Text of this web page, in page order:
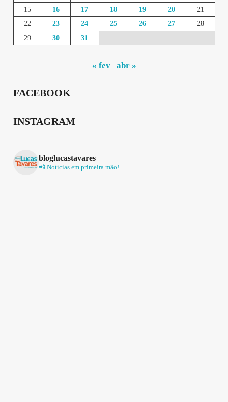
15
16 17 18 19 20
21
22
23 24 25 26 27
28
29
30 31
« fev abr »
FACEBOOK
INSTAGRAM
bloglucastavares
📲 Notícias em primeira mão!